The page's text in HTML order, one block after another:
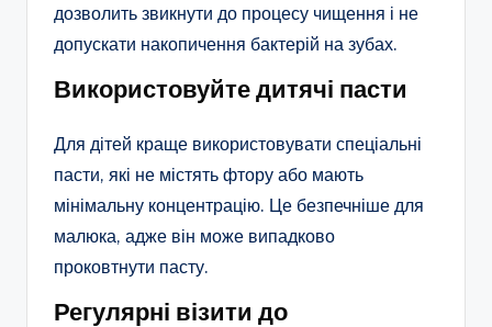
дозволить звикнути до процесу чищення і не
допускати накопичення бактерій на зубах.
Використовуйте дитячі пасти
Для дітей краще використовувати спеціальні
пасти, які не містять фтору або мають
мінімальну концентрацію. Це безпечніше для
малюка, адже він може випадково
проковтнути пасту.
Регулярні візити до